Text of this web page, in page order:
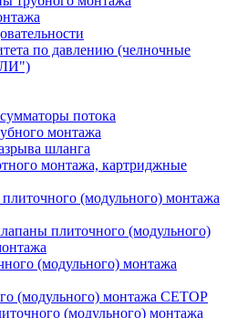
по давлению (челночные
потока
монтажа
шланга
монтажа, картриджные
(модульного) монтажa
плиточного (модульного)
(модульного) монтажа
(модульного) монтажа CETOP
(модульного) монтажа